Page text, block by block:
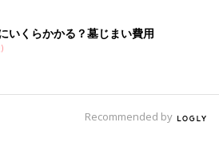
住むワクワク感のほうが大きかったで
事は別々なので、お互いあまり気はつ
き来していい橋渡し役になってくれて
とって、孫は「肝心の」存在
いくらかかる？墓じまい費用
Recommended by